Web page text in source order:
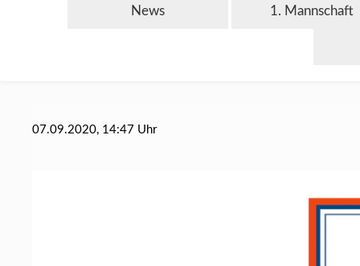
News 1. Mannschaft
07.09.2020, 14:47 Uhr